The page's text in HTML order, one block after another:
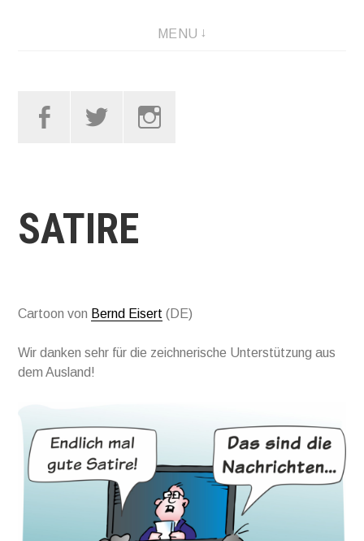
MENU
SATIRE
Cartoon von Bernd Eisert (DE)
Wir danken sehr für die zeichnerische Unterstützung aus
dem Ausland!